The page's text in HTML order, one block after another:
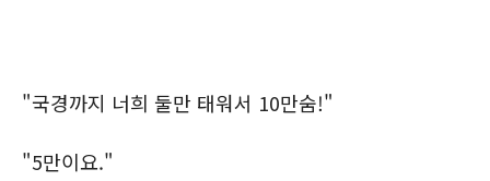
"국경까지 너희 둘만 태워서 10만숨!"
"5만이요."